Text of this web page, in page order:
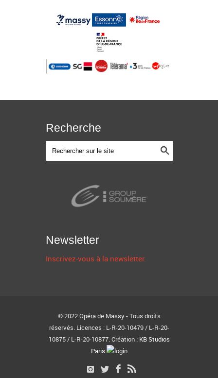
Recherche
Newsletter
Inscrivez-vous à la newsletter.
© 2022 Opéra de Massy - Tous droits
réservés. Licences : L-R-20-10479 / L-R-20-
10875 / L-R-20-10877. Création : KB Studios
Paris